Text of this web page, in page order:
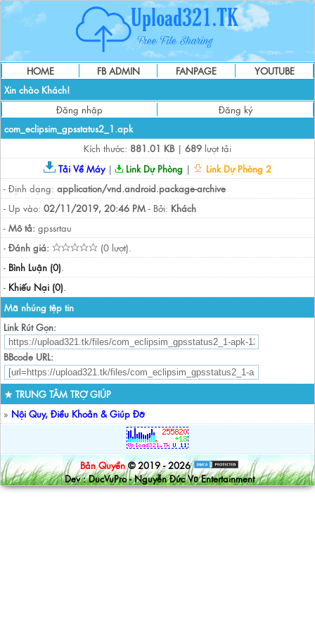
HOME FB ADMIN FANPAGE
YOUTUBE
Xin chào Khách!
Đăng nhập
Đăng ký
com_eclipsim_gpsstatus2_1.apk
Kích thước: 881.01 KB| 689 lượt tải
Tải Về Máy| Link Dự Phòng |
Link Dự Phòng 2
- Định dạng: application/vnd.android.package-archive
- Up vào: 02/11/2019, 20:46 PM - Bởi: Khách
- Mô tả: gpssrtau
- Đánh giá:
(0 lượt).
- Bình Luận (0).
- Khiếu Nại (0).
Mã nhúng tệp tin
Link Rút Gọn:
BBcode URL:
★ TRUNG TÂM TRỢ GIÚP
» Nội Quy, Điều Khoản & Giúp Đỡ
Bản Quyền © 2019 - 2026
Dev : DucVuPro - Nguyễn Đức Vũ Entertainment